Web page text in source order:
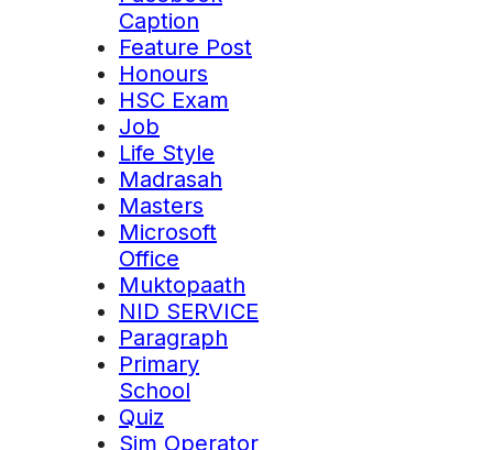
Caption
Feature Post
Honours
HSC Exam
Job
Life Style
Madrasah
Masters
Microsoft
Office
Muktopaath
NID SERVICE
Paragraph
Primary
School
Quiz
Sim Operator